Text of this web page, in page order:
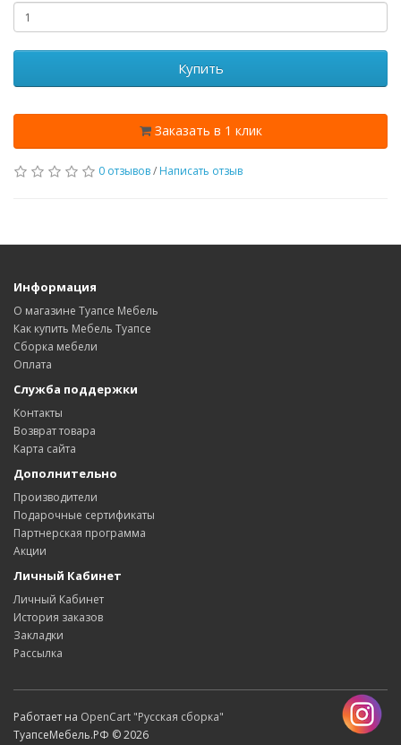
Купить
Заказать в 1 клик
0 отзывов/ Написать отзыв
Информация
О магазине Туапсе Мебель
Как купить Мебель Туапсе
Сборка мебели
Оплата
Служба поддержки
Контакты
Возврат товара
Карта сайта
Дополнительно
Производители
Подарочные сертификаты
Партнерская программа
Акции
Личный Кабинет
Личный Кабинет
История заказов
Закладки
Рассылка
Работает на OpenCart "Русская сборка"
ТуапсеМебель.РФ © 2026